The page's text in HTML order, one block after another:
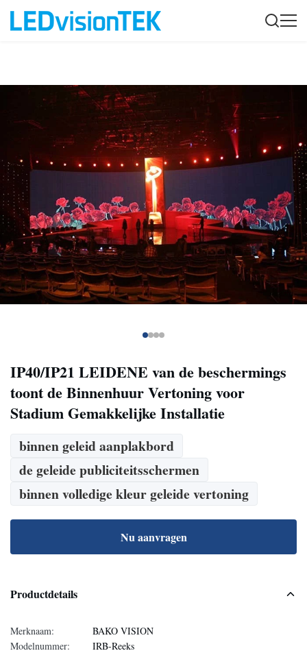
IP40/IP21 LEIDENE van de beschermings
toont de Binnenhuur Vertoning voor
Stadium Gemakkelijke Installatie
binnen geleid aanplakbord
de geleide publiciteitsschermen
binnen volledige kleur geleide vertoning
Nu aanvragen
Productdetails
Merknaam:
BAKO VISION
Modelnummer:
IRB-Reeks